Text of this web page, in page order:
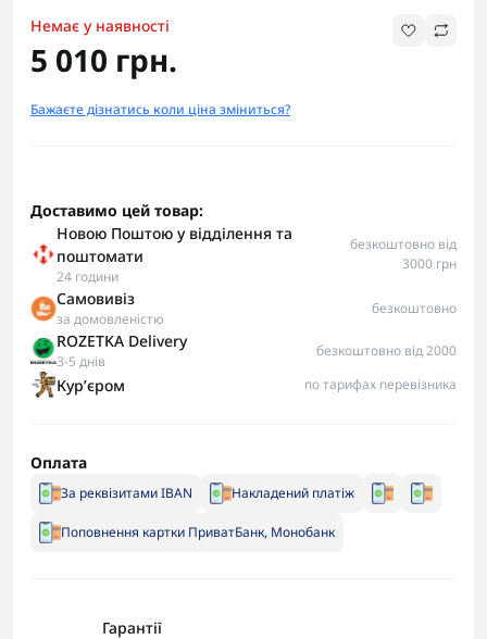
Немає у наявності
5 010 грн.
Бажаєте дізнатись коли ціна зміниться?
Доставимо цей товар:
Новою Поштою у відділення та
поштомати
24 години
безкоштовно від
3000 грн
Самовивіз
за домовленістю
безкоштовно
ROZETKA Delivery
3-5 днів
безкоштовно від 2000
Курʼєром по тарифах перевізника
Оплата
За реквізитами IBAN Накладений платіж
Поповнення картки ПриватБанк, Монобанк
Гарантії